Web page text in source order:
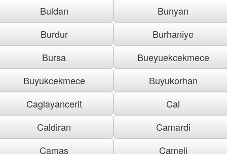
Buldan
Bunyan
Burdur
Burhaniye
Bursa
Bueyuekcekmece
Buyukcekmece
Buyukorhan
Caglayancerit
Cal
Caldiran
Camardi
Camas
Cameli